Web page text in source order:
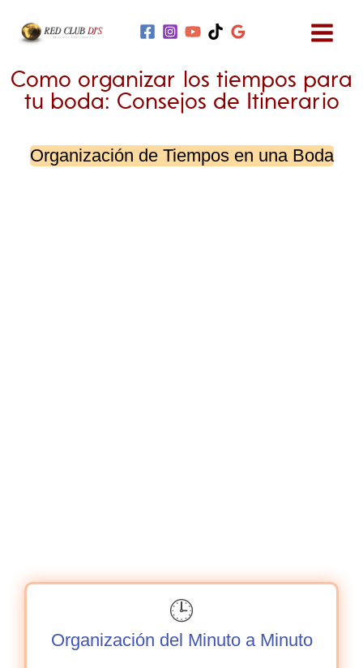
Como organizar los tiempos para
tu boda: Consejos de Itinerario
Organización de Tiempos en una Boda
🕒
Organización del Minuto a Minuto